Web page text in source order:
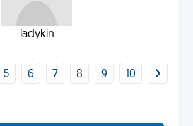
ladykin
5 6 7 8 9 10